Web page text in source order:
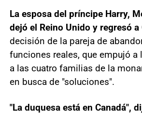
La esposa del príncipe Harry,
dejó el Reino Unido y regresó a
decisión de la pareja de
funciones reales, que empujó a
a las cuatro familias de la
en busca de "soluciones".
"La duquesa está en Canadá",